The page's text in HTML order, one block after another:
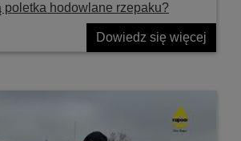
poletka hodowlane rzepaku?
Dowiedz się więcej